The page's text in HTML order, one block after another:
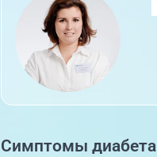
Симптомы диабета